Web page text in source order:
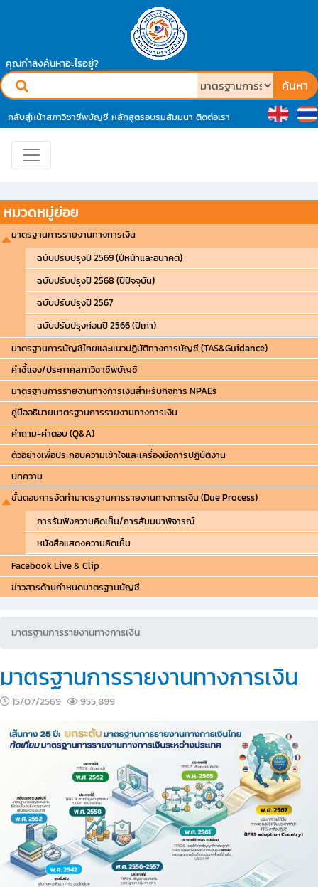
ค้นหา
คุณกำลังค้นหาอะไรอยู่?
กลับสู่หน้าสภาวิชาชีพบัญชี หลักสูตรอบรมสัมมนา ติดต่อเรา
หมวดหมู่ย่อย
มาตรฐานการรายงานทางการเงิน
ฉบับปรับปรุงปี 2569 (ปีหน้าและอนาคต)
ฉบับปรับปรุงปี 2568 (ปีปัจจุบัน)
ฉบับปรับปรุงปี 2567
ฉบับปรับปรุงก่อนปี 2566 (ปีเก่า)
มาตรฐานการบัญชีไทยและแนวปฏิบัติทางการบัญชี (TAS&Guidance)
คำชี้แจง/ประกาศสภาวิชาชีพบัญชี
มาตรฐานการรายงานทางการเงินสำหรับกิจการ NPAEs
คู่มืออธิบายมาตรฐานการรายงานทางการเงิน
คำถาม-คำตอบ (Q&A)
ตัวอย่างเพื่อประกอบความเข้าใจและเครื่องมือการปฏิบัติงาน
บทความ
ขั้นตอนการจัดทำมาตรฐานการรายงานทางการเงิน (Due Process)
การรับฟังความคิดเห็น/การสัมมนาพิจารณ์
หนังสือแสดงความคิดเห็น
Facebook Live & Clip
ข่าวสารด้านกำหนดมาตรฐานบัญชี
มาตรฐานการรายงานทางการเงิน
มาตรฐานการรายงานทางการเงิน
15/07/2569 955,899